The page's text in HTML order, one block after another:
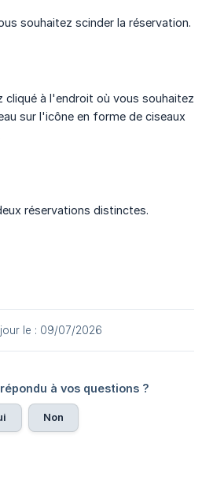
souhaitez scinder la réservation.
cliqué à l'endroit où vous souhaitez
sur l'icône en forme de ciseaux
réservations distinctes.
jour le : 09/07/2026
à vos questions ?
Non